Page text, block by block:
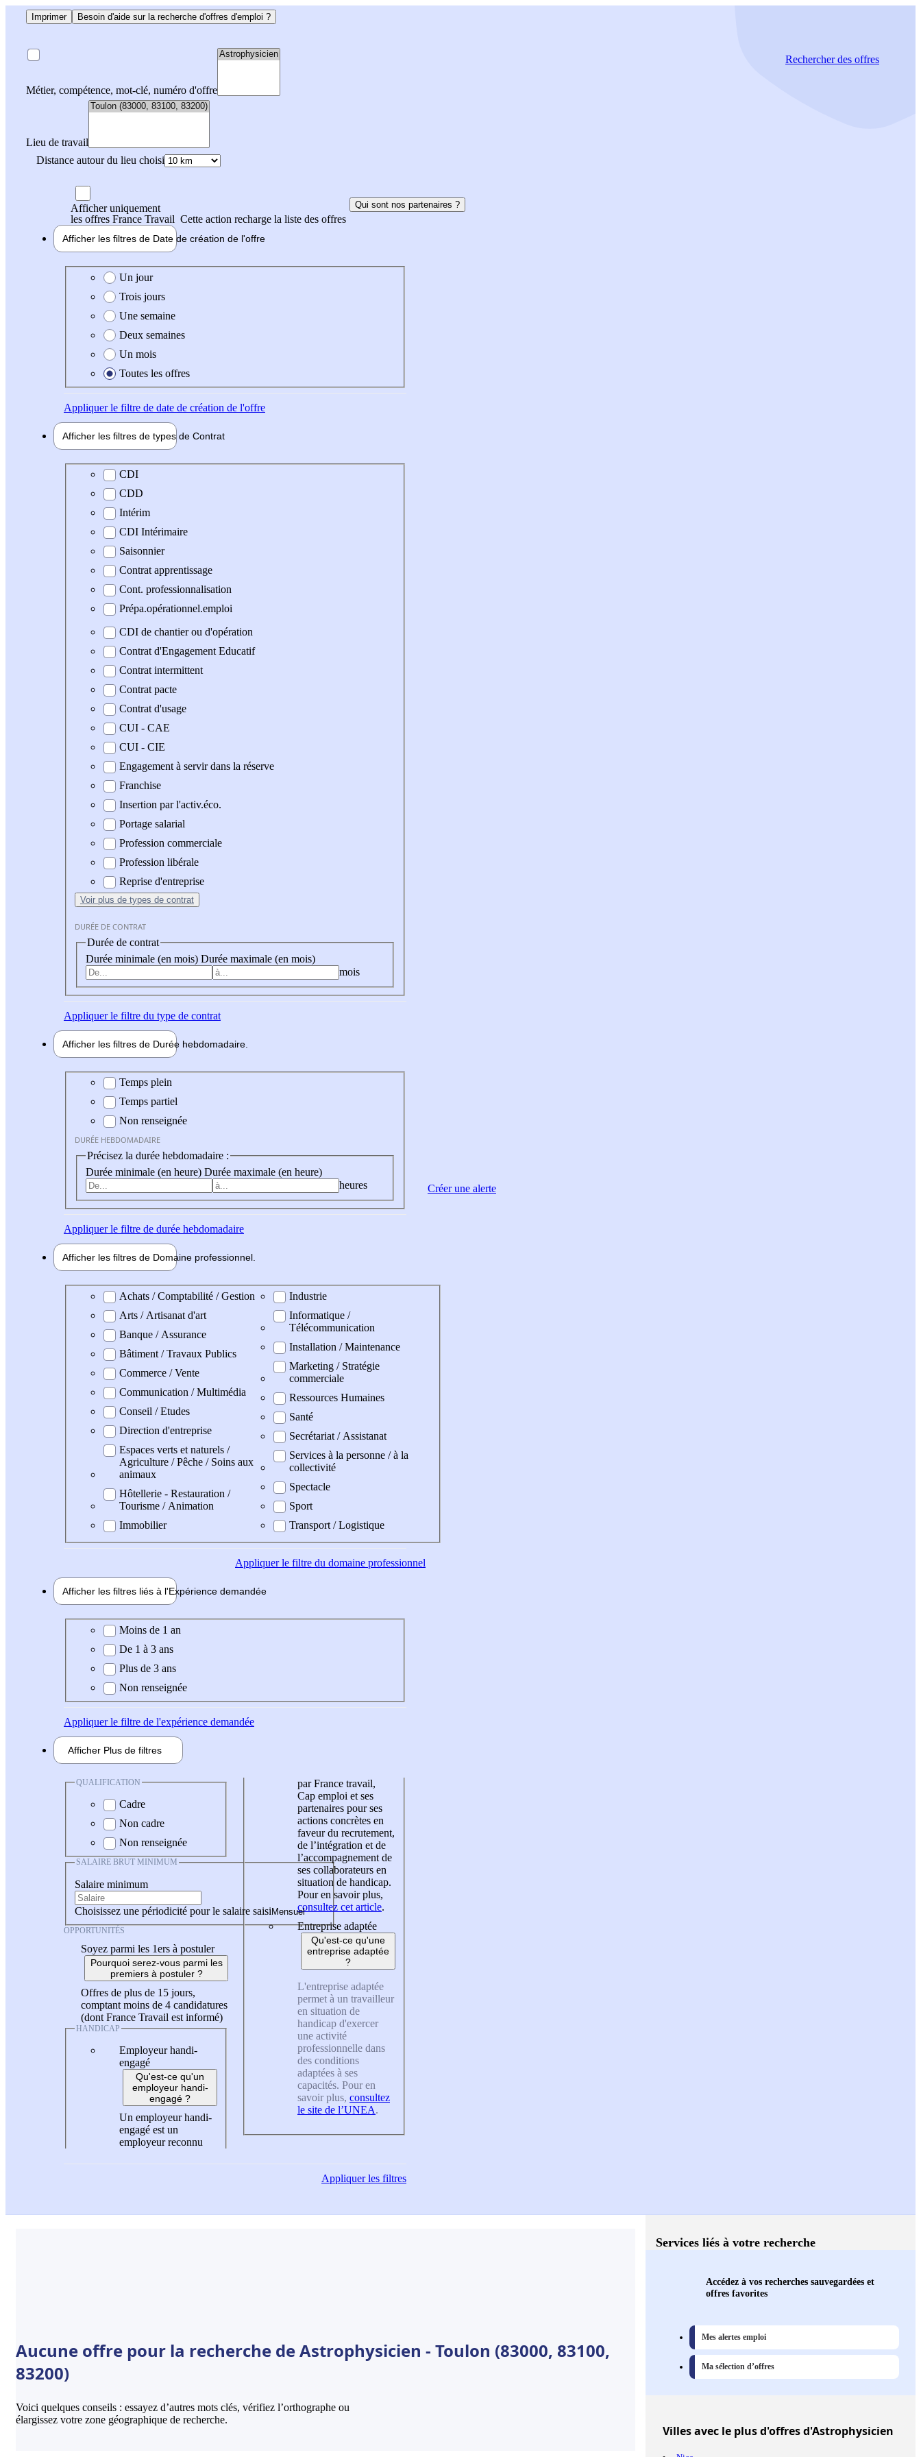
Imprimer Besoin d'aide sur la recherche d'offres d'emploi ?
Métier, compétence, mot-clé, numéro d'offre
Lieu de travail
Distance autour du lieu choisi
Rechercherdes offres
Afficher uniquement
les offres France Travail Cette action recharge la liste des offres
Qui sont nos partenaires ?
Afficher les filtres de Date de création de l'offre
Date de création de l'offre
Un jour
Trois jours
Une semaine
Deux semaines
Un mois
Toutes les offres
Appliquerle filtre de date de création de l'offre
Afficher les filtres de types de Contrat
Type de contrat
CDI
CDD
Intérim
CDI Intérimaire
Saisonnier
Contrat apprentissage
Cont. professionnalisation
Prépa.opérationnel.emploi
CDI de chantier ou d'opération
Contrat d'Engagement Educatif
Contrat intermittent
Contrat pacte
Contrat d'usage
CUI - CAE
CUI - CIE
Engagement à servir dans la réserve
Franchise
Insertion par l'activ.éco.
Portage salarial
Profession commerciale
Profession libérale
Reprise d'entreprise
Voir plus de types de contrat
DURÉE DE CONTRAT
Durée de contrat
Durée minimale (en mois) Durée maximale (en mois)
mois
Appliquerle filtre du type de contrat
Afficher les filtres de Durée hebdomadaire
Durée hebdomadaire
Temps plein
Temps partiel
Non renseignée
DURÉE HEBDOMADAIRE
Précisez la durée hebdomadaire :
Durée minimale (en heure) Durée maximale (en heure)
heures
Appliquerle filtre de durée hebdomadaire
Afficher les filtres de Domaine professionnel
Domaine professionel
Achats / Comptabilité / Gestion
Arts / Artisanat d'art
Banque / Assurance
Bâtiment / Travaux Publics
Commerce / Vente
Communication / Multimédia
Conseil / Etudes
Direction d'entreprise
Espaces verts et naturels /
Agriculture / Pêche / Soins aux
animaux
Hôtellerie - Restauration /
Tourisme / Animation
Immobilier
Industrie
Informatique /
Télécommunication
Installation / Maintenance
Marketing / Stratégie
commerciale
Ressources Humaines
Santé
Secrétariat / Assistanat
Services à la personne / à la
collectivité
Spectacle
Sport
Transport / Logistique
Appliquerle filtre du domaine professionnel
Afficher les filtres liés à l'Expérience demandée
Expérience demandée
Moins de 1 an
De 1 à 3 ans
Plus de 3 ans
Non renseignée
Appliquerle filtre de l'expérience demandée
Afficher Plus de filtres
QUALIFICATION
Cadre
Non cadre
Non renseignée
SALAIRE BRUT MINIMUM
Salaire minimum
Choisissez une périodicité pour le salaire saisi
OPPORTUNITÉS
Soyez parmi les 1ers à postuler
Pourquoi serez-vous parmi les
premiers à postuler ?
Offres de plus de 15 jours,
comptant moins de 4 candidatures
(dont France Travail est informé)
HANDICAP
Employeur handi-
engagé
Qu'est-ce qu'un
employeur handi-
engagé ?
Un employeur handi-
engagé est un
employeur reconnu
par France travail,
Cap emploi et ses
partenaires pour ses
actions concrètes en
faveur du recrutement,
de l’intégration et de
l’accompagnement de
ses collaborateurs en
situation de handicap.
Pour en savoir plus,
consultez cet article.
Entreprise adaptée
Qu'est-ce qu'une
entreprise adaptée
?
L'entreprise adaptée
permet à un travailleur
en situation de
handicap d'exercer
une activité
professionnelle dans
des conditions
adaptées à ses
capacités. Pour en
savoir plus, consultez
le site de l’UNEA.
Appliquerles filtres
Créer une alerte
Aucune offre pour la recherche de Astrophysicien - Toulon (83000, 83100,
83200)
Voici quelques conseils : essayez d’autres mots clés, vérifiez l’orthographe ou
élargissez votre zone géographique de recherche.
Services liés à votre recherche
Accédez à vos recherches sauvegardées et
offres favorites
Mes alertes emploi
Ma sélection d’offres
Villesavec le plus d'offres d'Astrophysicien